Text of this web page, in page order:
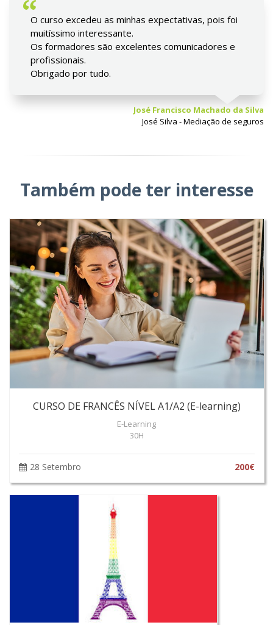
O curso excedeu as minhas expectativas, pois foi
muitíssimo interessante.
Os formadores são excelentes comunicadores e
profissionais.
Obrigado por tudo.
José Francisco Machado da Silva
José Silva - Mediação de seguros
Também pode ter interesse
CURSO DE FRANCÊS NÍVEL A1/A2 (E-learning)
E-Learning
30H
28 Setembro 200€